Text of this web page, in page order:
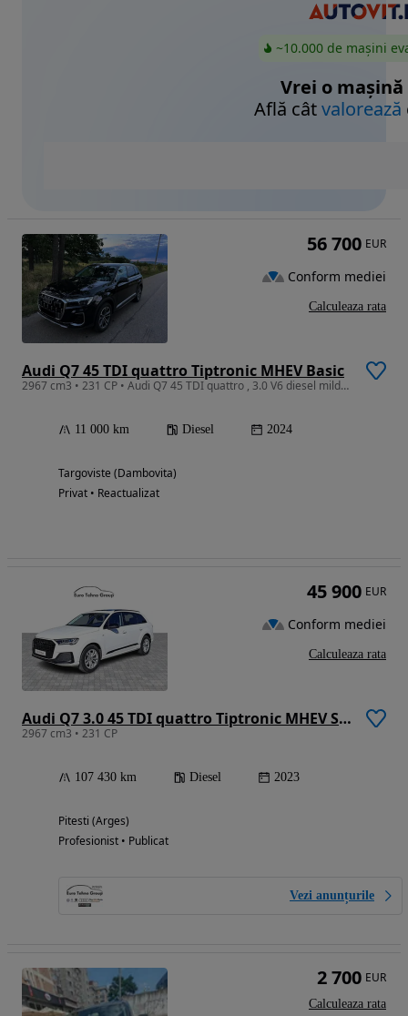
~10.000 de mașini
Vrei o mașină
Află câtvalorează
Audi Q7 45 TDI quattro Tiptronic MHEV Basic
2967 cm3 • 231 CP • Audi Q7 45 TDI quattro , 3.0 V6 diesel mild-hybrid , 231 CP
11 000 km Diesel 2024
Targoviste (Dambovita)
Privat • Reactualizat
56 700 EUR
Conform mediei
Calculeaza rata
Audi Q7 3.0 45 TDI quattro Tiptronic MHEV S Line
2967 cm3 • 231 CP
107 430 km Diesel 2023
Pitesti (Arges)
Profesionist • Publicat
Vezi anunțurile
45 900 EUR
Conform mediei
Calculeaza rata
2 700 EUR
Calculeaza rata